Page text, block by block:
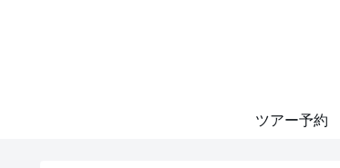
ツアー予約